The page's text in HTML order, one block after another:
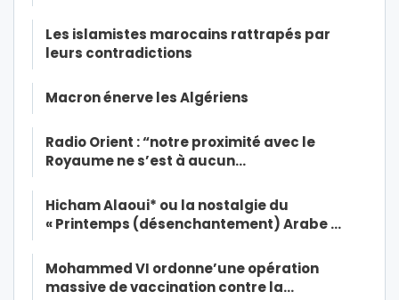
Les islamistes marocains rattrapés par
leurs contradictions
Macron énerve les Algériens
Radio Orient : “notre proximité avec le
Royaume ne s’est à aucun…
Hicham Alaoui* ou la nostalgie du
« Printemps (désenchantement) Arabe …
Mohammed VI ordonne’une opération
massive de vaccination contre la…